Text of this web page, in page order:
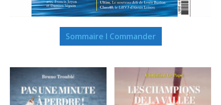
Sommaire I Commander